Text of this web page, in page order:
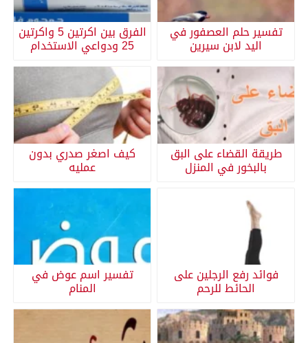
تفسير حلم العصفور في
اليد لابن سيرين
الفرق بين اكرتين 5 واكرتين
25 ودواعي الاستخدام
طريقة القضاء على البق
بالبخور في المنزل
كيف اصغر صدري بدون
عمليه
فوائد رفع الرجلين على
الحائط للرحم
تفسير اسم عوض في
المنام